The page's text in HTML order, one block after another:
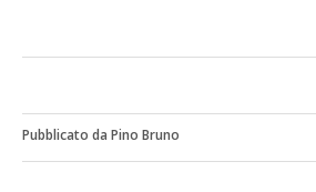
Pubblicato da Pino Bruno